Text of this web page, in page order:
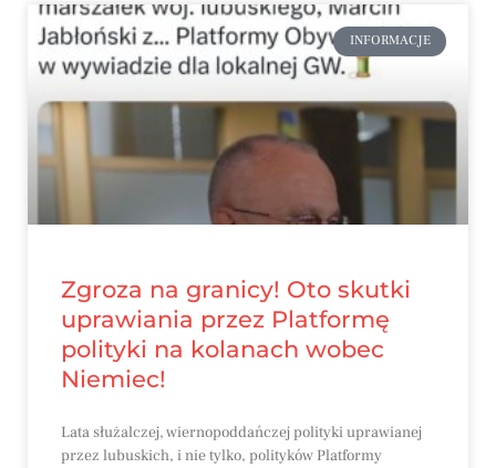
INFORMACJE
Zgroza na granicy! Oto skutki
uprawiania przez Platformę
polityki na kolanach wobec
Niemiec!
Lata służalczej, wiernopoddańczej polityki uprawianej
przez lubuskich, i nie tylko, polityków Platformy